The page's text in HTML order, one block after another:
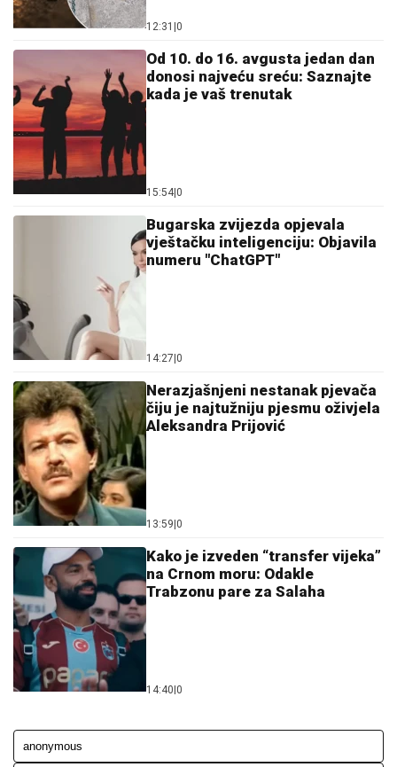
12:31 0
Od 10. do 16. avgusta jedan dan
donosi najveću sreću: Saznajte
kada je vaš trenutak
15:54 0
Bugarska zvijezda opjevala
vještačku inteligenciju: Objavila
numeru "ChatGPT"
14:27 0
Nerazjašnjeni nestanak pjevača
čiju je najtužniju pjesmu oživjela
Aleksandra Prijović
13:59 0
Kako je izveden “transfer vijeka”
na Crnom moru: Odakle
Trabzonu pare za Salaha
14:40 0